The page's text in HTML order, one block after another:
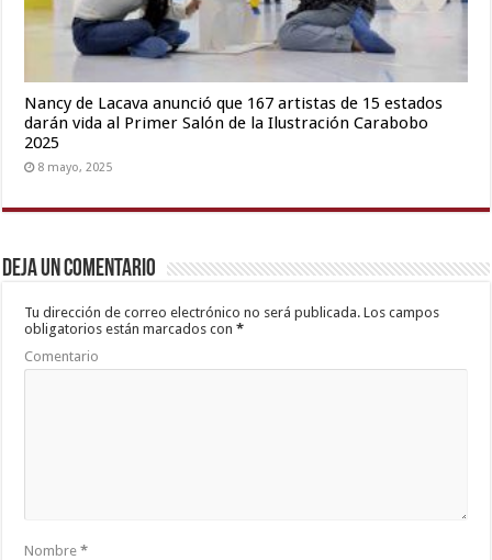
Nancy de Lacava anunció que 167 artistas de 15 estados
darán vida al Primer Salón de la Ilustración Carabobo
2025
8 mayo, 2025
Deja un comentario
Tu dirección de correo electrónico no será publicada. Los campos
obligatorios están marcados con*
Comentario
Nombre*